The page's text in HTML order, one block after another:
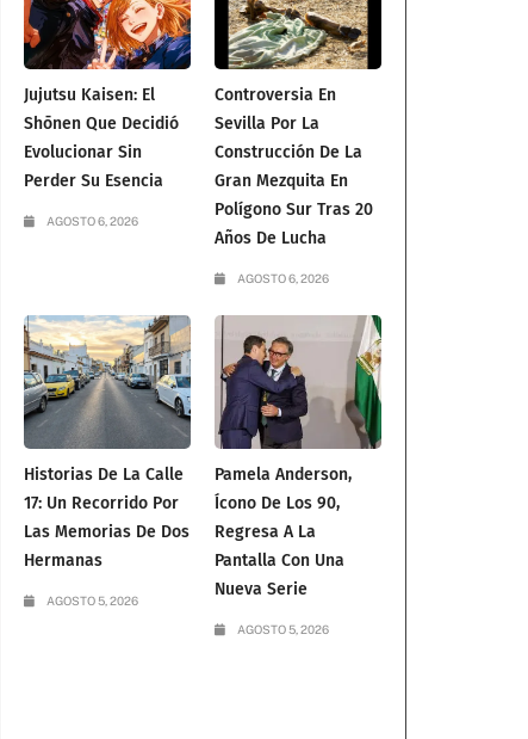
Jujutsu Kaisen: El
Shōnen Que Decidió
Evolucionar Sin
Perder Su Esencia
AGOSTO 6, 2026
Controversia En
Sevilla Por La
Construcción De La
Gran Mezquita En
Polígono Sur Tras 20
Años De Lucha
AGOSTO 6, 2026
Historias De La Calle
17: Un Recorrido Por
Las Memorias De Dos
Hermanas
AGOSTO 5, 2026
Pamela Anderson,
Ícono De Los 90,
Regresa A La
Pantalla Con Una
Nueva Serie
AGOSTO 5, 2026